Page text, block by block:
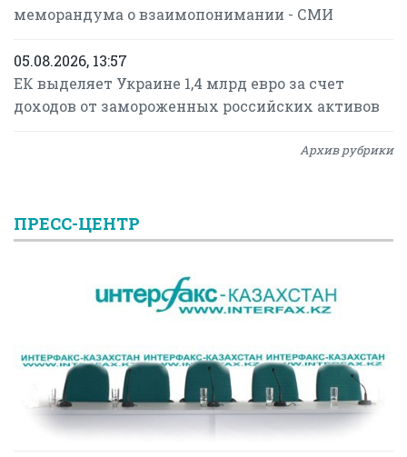
меморандума о взаимопонимании - СМИ
05.08.2026, 13:57
ЕК выделяет Украине 1,4 млрд евро за счет
доходов от замороженных российских активов
Архив рубрики
ПРЕСС-ЦЕНТР